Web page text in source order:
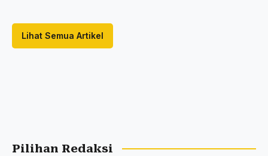
Lihat Semua Artikel
Pilihan Redaksi